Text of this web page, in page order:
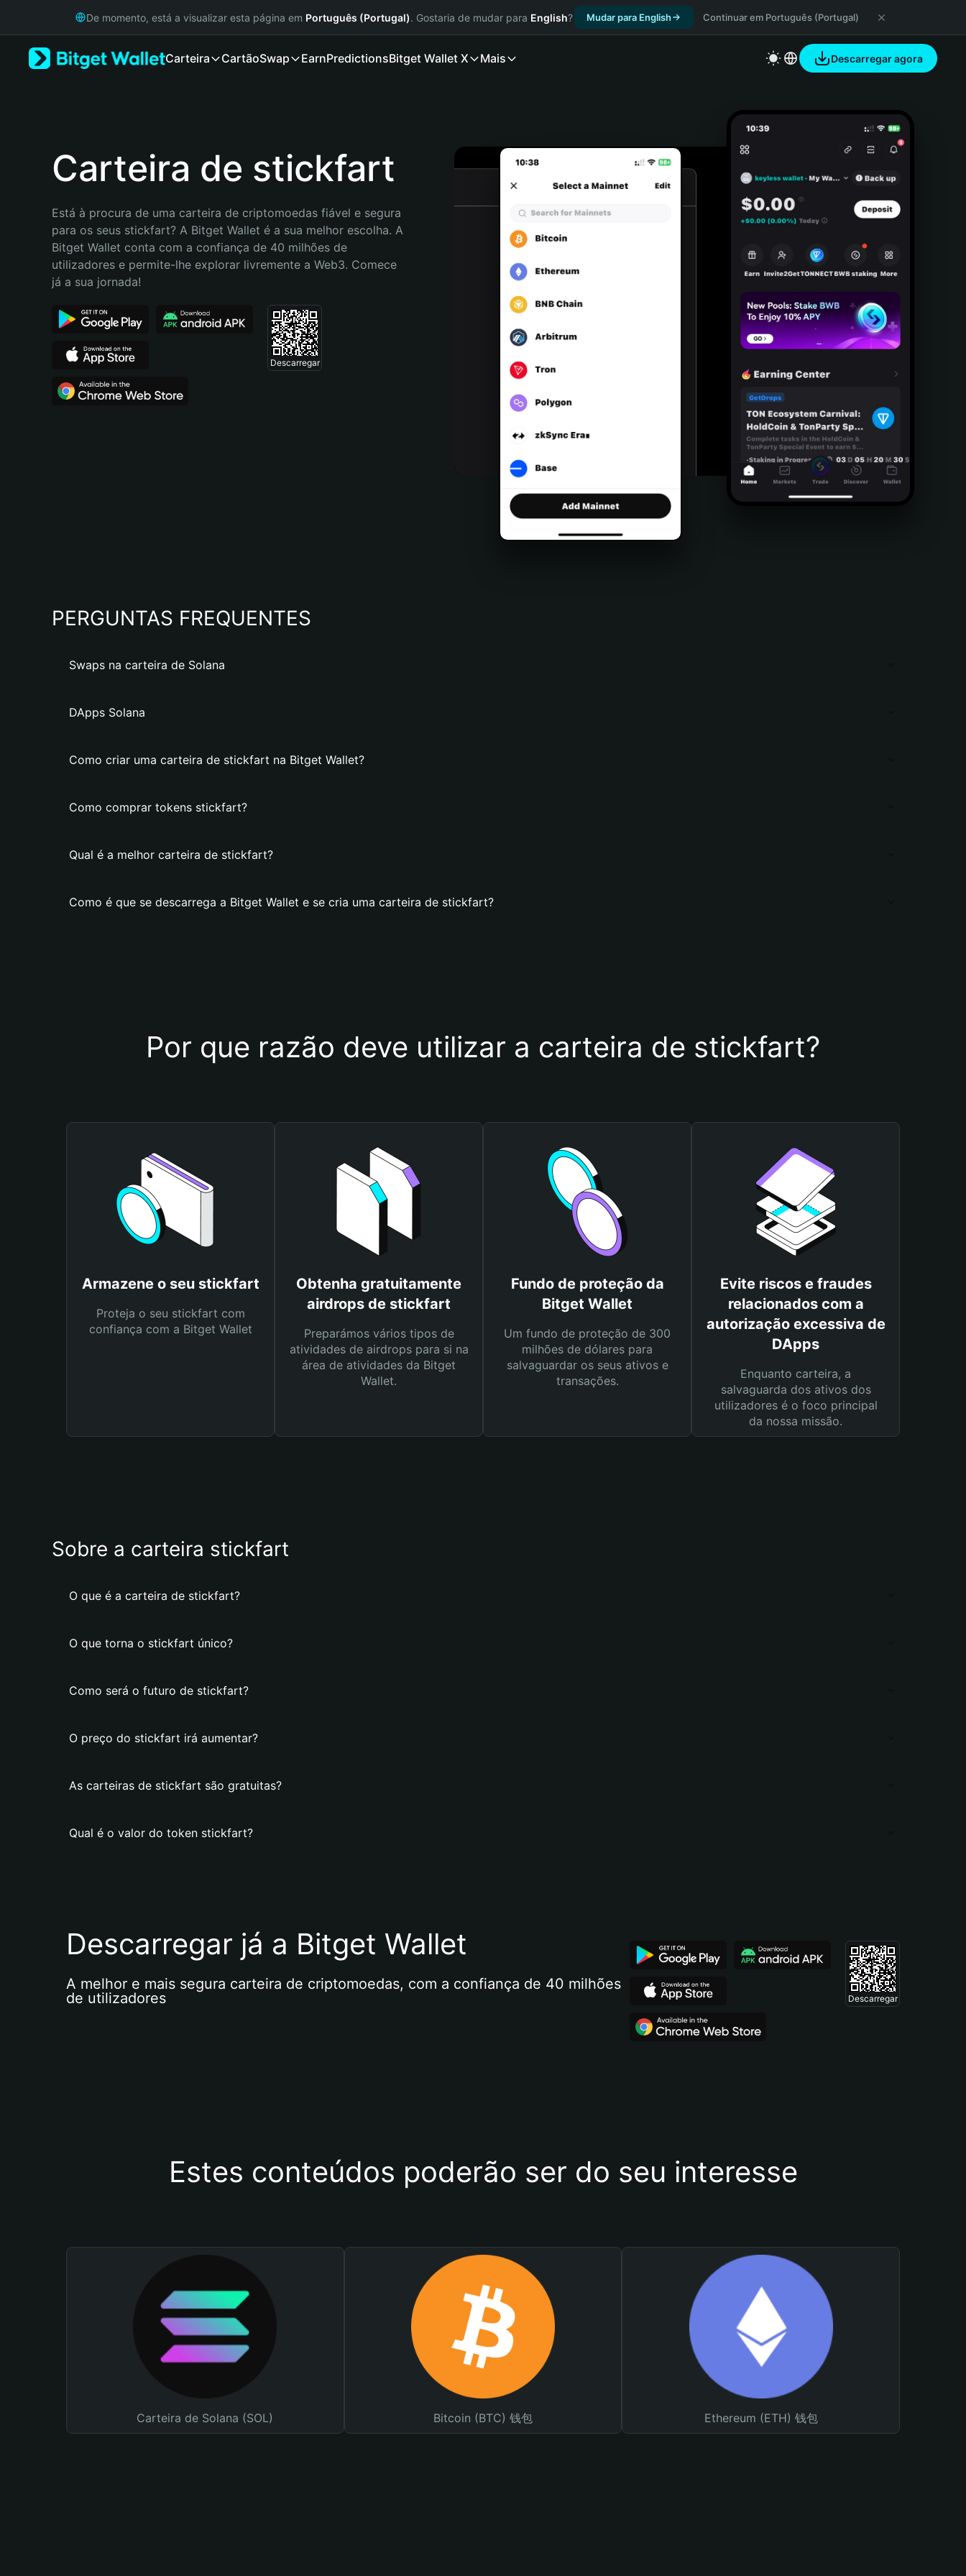
Русский
Bahasa Indonesia
Español (Argentina)
De momento, está a visualizar esta página em Português (Portugal). Gostaria de mudar para English? Mudar para English Continuar em Português (Portugal)
Carteira CartãoSwap EarnPredictionsBitget Wallet X Mais Descarregar agora
Carteira de stickfart
Está à procura de uma carteira de criptomoedas fiável e segura
para os seus stickfart? A Bitget Wallet é a sua melhor escolha. A
Bitget Wallet conta com a confiança de 40 milhões de
utilizadores e permite-lhe explorar livremente a Web3. Comece
já a sua jornada!
Descarregar
PERGUNTAS FREQUENTES
Swaps na carteira de Solana
DApps Solana
Como criar uma carteira de stickfart na Bitget Wallet?
Como comprar tokens stickfart?
Qual é a melhor carteira de stickfart?
Como é que se descarrega a Bitget Wallet e se cria uma carteira de stickfart?
Por que razão deve utilizar a carteira de stickfart?
Armazene o seu stickfart
Proteja o seu stickfart com
confiança com a Bitget Wallet
Obtenha gratuitamente
airdrops de stickfart
Preparámos vários tipos de
atividades de airdrops para si na
área de atividades da Bitget
Wallet.
Fundo de proteção da
Bitget Wallet
Um fundo de proteção de 300
milhões de dólares para
salvaguardar os seus ativos e
transações.
Evite riscos e fraudes
relacionados com a
autorização excessiva de
DApps
Enquanto carteira, a
salvaguarda dos ativos dos
utilizadores é o foco principal
da nossa missão.
Sobre a carteira stickfart
O que é a carteira de stickfart?
O que torna o stickfart único?
Como será o futuro de stickfart?
O preço do stickfart irá aumentar?
As carteiras de stickfart são gratuitas?
Qual é o valor do token stickfart?
Descarregar já a Bitget Wallet
A melhor e mais segura carteira de criptomoedas, com a confiança de 40 milhões
de utilizadores
Descarregar
Estes conteúdos poderão ser do seu interesse
Carteira de Solana (SOL) Bitcoin (BTC) 钱包 Ethereum (ETH) 钱包